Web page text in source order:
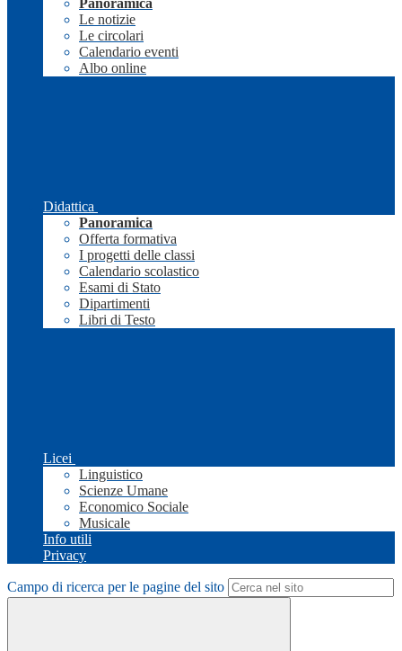
Panoramica
Le notizie
Le circolari
Calendario eventi
Albo online
Didattica
Panoramica
Offerta formativa
I progetti delle classi
Calendario scolastico
Esami di Stato
Dipartimenti
Libri di Testo
Licei
Linguistico
Scienze Umane
Economico Sociale
Musicale
Info utili
Privacy
Campo di ricerca per le pagine del sito